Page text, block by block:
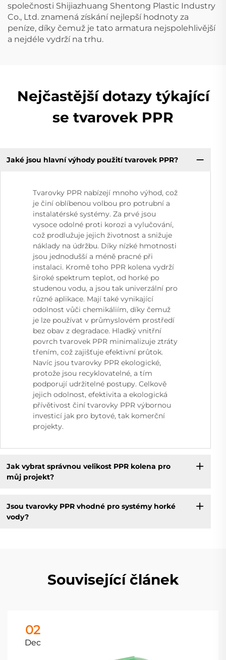
společnosti Shijiazhuang Shentong Plastic Industry
Co., Ltd. znamená získání nejlepší hodnoty za
peníze, díky čemuž je tato armatura nejspolehlivější
a nejdéle vydrží na trhu.
Nejčastější dotazy týkající
se tvarovek PPR
Jaké jsou hlavní výhody použití tvarovek PPR?
Tvarovky PPR nabízejí mnoho výhod, což
je činí oblíbenou volbou pro potrubní a
instalatérské systémy. Za prvé jsou
vysoce odolné proti korozi a vylučování,
což prodlužuje jejich životnost a snižuje
náklady na údržbu. Díky nízké hmotnosti
jsou jednodušší a méně pracné při
instalaci. Kromě toho PPR kolena vydrží
široké spektrum teplot, od horké po
studenou vodu, a jsou tak univerzální pro
různé aplikace. Mají také vynikající
odolnost vůči chemikáliím, díky čemuž
je lze používat v průmyslovém prostředí
bez obav z degradace. Hladký vnitřní
povrch tvarovek PPR minimalizuje ztráty
třením, což zajišťuje efektivní průtok.
Navíc jsou tvarovky PPR ekologické,
protože jsou recyklovatelné, a tím
podporují udržitelné postupy. Celkově
jejich odolnost, efektivita a ekologická
přívětivost činí tvarovky PPR výbornou
investicí jak pro bytové, tak komerční
projekty.
Jak vybrat správnou velikost PPR kolena pro
můj projekt?
Jsou tvarovky PPR vhodné pro systémy horké
vody?
Související článek
02
Dec